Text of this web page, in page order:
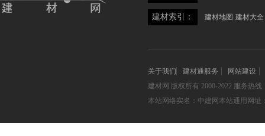
建材索引： 建材地图 建材大全
关于我们 建材通服务
网站建设
建材网 版权所有 2000-2022 服务热线
本站网络实名：中建网本站通用网址